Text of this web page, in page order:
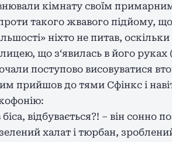
кімнату своїм
такого жвавого підйому,
ніхто не питав,
що з‘явилась в його руках
поступово висовуватися
прийшов до тями Сфінкс і
відбувається?! – він сонно
халат і тюрбан,